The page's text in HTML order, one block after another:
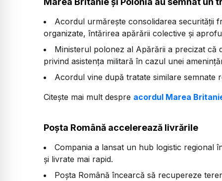
Acordul urmărește consolidarea securității
organizate, întărirea apărării colective și
Ministerul polonez al Apărării a precizat că
privind asistența militară în cazul unei
Acordul vine după tratate similare semnate
Citește mai mult despre acordul Marea
Poșta Română accelerează livrările
Compania a lansat un hub logistic regional
și livrate mai rapid.
Poșta Română încearcă să recupereze